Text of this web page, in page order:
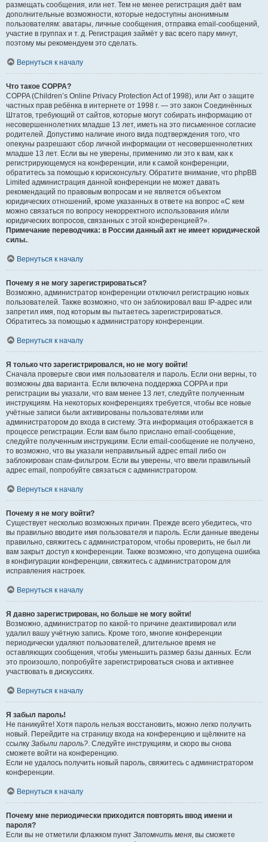
размещать сообщения, или нет. Тем не менее регистрация даёт вам
дополнительные возможности, которые недоступны анонимным
пользователям: аватары, личные сообщения, отправка email-сообщений,
участие в группах и т. д. Регистрация займёт у вас всего пару минут,
поэтому мы рекомендуем это сделать.
Вернуться к началу
Что такое COPPA?
COPPA (Children’s Online Privacy Protection Act of 1998), или Акт о защите
частных прав ребёнка в интернете от 1998 г. — это закон Соединённых
Штатов, требующий от сайтов, которые могут собирать информацию от
несовершеннолетних младше 13 лет, иметь на это письменное согласие
родителей. Допустимо наличие иного вида подтверждения того, что
опекуны разрешают сбор личной информации от несовершеннолетних
младше 13 лет. Если вы не уверены, применимо ли это к вам, как к
регистрирующемуся на конференции, или к самой конференции,
обратитесь за помощью к юрисконсульту. Обратите внимание, что phpBB
Limited администрация данной конференции не может давать
рекомендаций по правовым вопросам и не является объектом
юридических отношений, кроме указанных в ответе на вопрос «С кем
можно связаться по вопросу некорректного использования и/или
юридических вопросов, связанных с этой конференцией?».
Примечание переводчика: в России данный акт не имеет юридической
силы..
Вернуться к началу
Почему я не могу зарегистрироваться?
Возможно, администратор конференции отключил регистрацию новых
пользователей. Также возможно, что он заблокировал ваш IP-адрес или
запретил имя, под которым вы пытаетесь зарегистрироваться.
Обратитесь за помощью к администратору конференции.
Вернуться к началу
Я только что зарегистрировался, но не могу войти!
Сначала проверьте свои имя пользователя и пароль. Если они верны, то
возможны два варианта. Если включена поддержка COPPA и при
регистрации вы указали, что вам менее 13 лет, следуйте полученным
инструкциям. На некоторых конференциях требуется, чтобы все новые
учётные записи были активированы пользователями или
администратором до входа в систему. Эта информация отображается в
процессе регистрации. Если вам было прислано email-сообщение,
следуйте полученным инструкциям. Если email-сообщение не получено,
то возможно, что вы указали неправильный адрес email либо он
заблокирован спам-фильтром. Если вы уверены, что ввели правильный
адрес email, попробуйте связаться с администратором.
Вернуться к началу
Почему я не могу войти?
Существует несколько возможных причин. Прежде всего убедитесь, что
вы правильно вводите имя пользователя и пароль. Если данные введены
правильно, свяжитесь с администратором, чтобы проверить, не был ли
вам закрыт доступ к конференции. Также возможно, что допущена ошибка
в конфигурации конференции, свяжитесь с администратором для
исправления настроек.
Вернуться к началу
Я давно зарегистрирован, но больше не могу войти!
Возможно, администратор по какой-то причине деактивировал или
удалил вашу учётную запись. Кроме того, многие конференции
периодически удаляют пользователей, длительное время не
оставляющих сообщения, чтобы уменьшить размер базы данных. Если
это произошло, попробуйте зарегистрироваться снова и активнее
участвовать в дискуссиях.
Вернуться к началу
Я забыл пароль!
Не паникуйте! Хотя пароль нельзя восстановить, можно легко получить
новый. Перейдите на страницу входа на конференцию и щёлкните на
ссылку Забыли пароль?. Следуйте инструкциям, и скоро вы снова
сможете войти на конференцию.
Если не удалось получить новый пароль, свяжитесь с администратором
конференции.
Вернуться к началу
Почему мне периодически приходится повторять ввод имени и
пароля?
Если вы не отметили флажком пункт Запомнить меня, вы сможете